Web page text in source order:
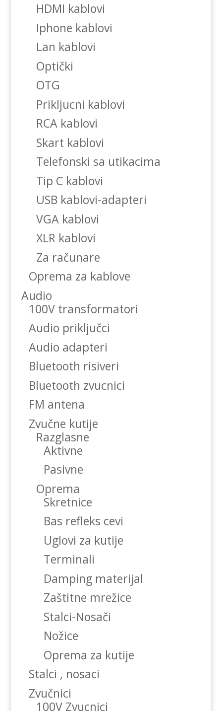
HDMI kablovi
Iphone kablovi
Lan kablovi
Optički
OTG
Prikljucni kablovi
RCA kablovi
Skart kablovi
Telefonski sa utikacima
Tip C kablovi
USB kablovi-adapteri
VGA kablovi
XLR kablovi
Za računare
Oprema za kablove
Audio
100V transformatori
Audio priključci
Audio adapteri
Bluetooth risiveri
Bluetooth zvucnici
FM antena
Zvučne kutije
Razglasne
Aktivne
Pasivne
Oprema
Skretnice
Bas refleks cevi
Uglovi za kutije
Terminali
Damping materijal
Zaštitne mrežice
Stalci-Nosači
Nožice
Oprema za kutije
Stalci , nosaci
Zvučnici
100V Zvucnici